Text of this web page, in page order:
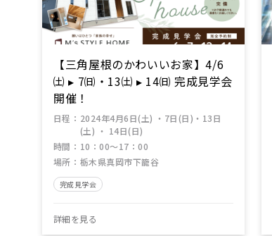
【三角屋根のかわいいお家】4/6
㈯ ▸ 7㈰・13㈯ ▸ 14㈰ 完成見学会
開催！
日程 ： 2024年4月6日(土) ・7日(日)・13日
(土) ・ 14日(日)
時間 ： 10：00～17：00
場所 ： 栃木県真岡市下籠谷
完成見学会
詳細を見る